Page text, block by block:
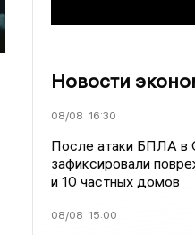
Новости
08/08 16:30
После атаки БПЛА в
зафиксировали
и 10 частных домов
08/08 15:00